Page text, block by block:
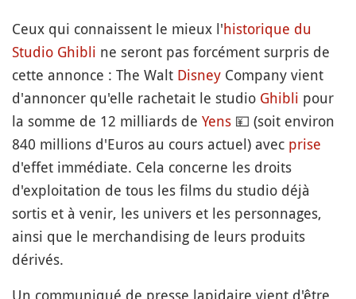
Ceux qui connaissent le mieux l'historique du
Studio Ghibli ne seront pas forcément surpris de
cette annonce : The Walt Disney Company vient
d'annoncer qu'elle rachetait le studio Ghibli pour
la somme de 12 milliards de Yens 💴 (soit environ
840 millions d'Euros au cours actuel) avec prise
d'effet immédiate. Cela concerne les droits
d'exploitation de tous les films du studio déjà
sortis et à venir, les univers et les personnages,
ainsi que le merchandising de leurs produits
dérivés.
Un communiqué de presse lapidaire vient d'être